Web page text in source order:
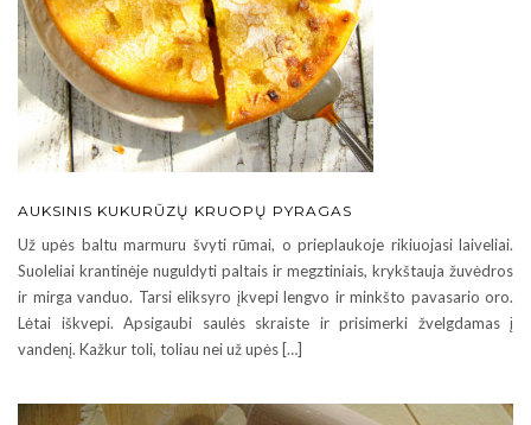
AUKSINIS KUKURŪZŲ KRUOPŲ PYRAGAS
Už upės baltu marmuru švyti rūmai, o prieplaukoje rikiuojasi laiveliai.
Suoleliai krantinėje nuguldyti paltais ir megztiniais, krykštauja žuvėdros
ir mirga vanduo. Tarsi eliksyro įkvepi lengvo ir minkšto pavasario oro.
Lėtai iškvepi. Apsigaubi saulės skraiste ir prisimerki žvelgdamas į
vandenį. Kažkur toli, toliau nei už upės […]